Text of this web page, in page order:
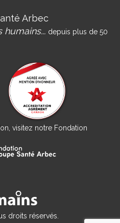
Arbec
depuis plus de 50
visitez notre Fondation
droits réservés.